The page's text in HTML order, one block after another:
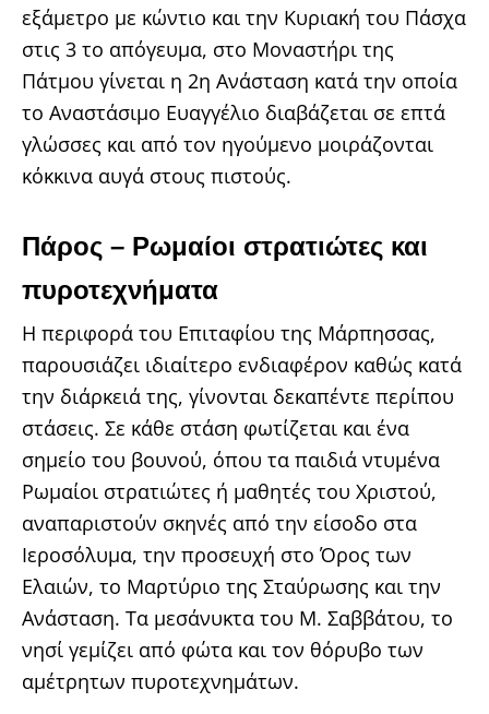
εξάμετρο με κώντιο και την Κυριακή του Πάσχα
στις 3 το απόγευμα, στο Μοναστήρι της
Πάτμου γίνεται η 2η Ανάσταση κατά την οποία
το Αναστάσιμο Ευαγγέλιο διαβάζεται σε επτά
γλώσσες και από τον ηγούμενο μοιράζονται
κόκκινα αυγά στους πιστούς.
Πάρος – Ρωμαίοι στρατιώτες και
πυροτεχνήματα
Η περιφορά του Επιταφίου της Μάρπησσας,
παρουσιάζει ιδιαίτερο ενδιαφέρον καθώς κατά
την διάρκειά της, γίνονται δεκαπέντε περίπου
στάσεις. Σε κάθε στάση φωτίζεται και ένα
σημείο του βουνού, όπου τα παιδιά ντυμένα
Ρωμαίοι στρατιώτες ή μαθητές του Χριστού,
αναπαριστούν σκηνές από την είσοδο στα
Ιεροσόλυμα, την προσευχή στο Όρος των
Ελαιών, το Μαρτύριο της Σταύρωσης και την
Ανάσταση. Τα μεσάνυκτα του Μ. Σαββάτου, το
νησί γεμίζει από φώτα και τον θόρυβο των
αμέτρητων πυροτεχνημάτων.